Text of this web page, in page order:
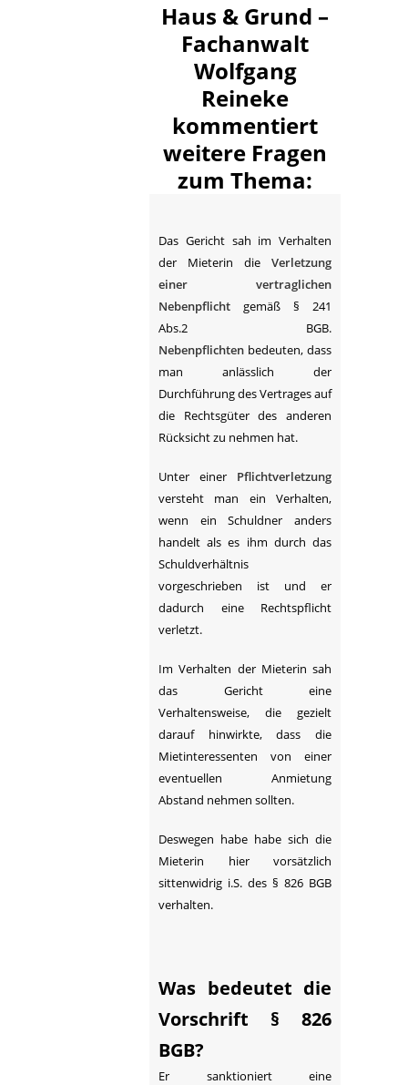
Haus & Grund –
Fachanwalt
Wolfgang
Reineke
kommentiert
weitere Fragen
zum Thema:
Das Gericht sah im Verhalten
der Mieterin die Verletzung
einer vertraglichen
Nebenpflicht gemäß § 241
Abs.2 BGB.
Nebenpflichten bedeuten, dass
man anlässlich der
Durchführung des Vertrages auf
die Rechtsgüter des anderen
Rücksicht zu nehmen hat.
Unter einer Pflichtverletzung
versteht man ein Verhalten,
wenn ein Schuldner anders
handelt als es ihm durch das
Schuldverhältnis
vorgeschrieben ist und er
dadurch eine Rechtspflicht
verletzt.
Im Verhalten der Mieterin sah
das Gericht eine
Verhaltensweise, die gezielt
darauf hinwirkte, dass die
Mietinteressenten von einer
eventuellen Anmietung
Abstand nehmen sollten.
Deswegen habe habe sich die
Mieterin hier vorsätzlich
sittenwidrig i.S. des § 826 BGB
verhalten.
Was bedeutet die
Vorschrift § 826
BGB?
Er sanktioniert eine